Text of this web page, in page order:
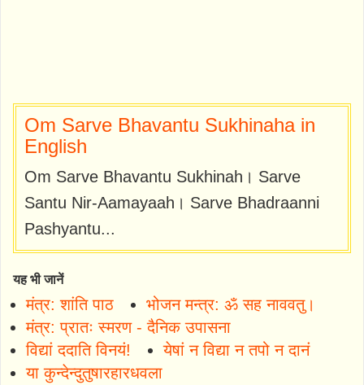
Om Sarve Bhavantu Sukhinaha in
English
Om Sarve Bhavantu Sukhinah। Sarve
Santu Nir-Aamayaah। Sarve Bhadraanni
Pashyantu...
यह भी जानें
मंत्र: शांति पाठ
भोजन मन्त्र: ॐ सह नाववतु।
मंत्र: प्रातः स्मरण - दैनिक उपासना
विद्यां ददाति विनयं!
येषां न विद्या न तपो न दानं
या कुन्देन्दुतुषारहारधवला